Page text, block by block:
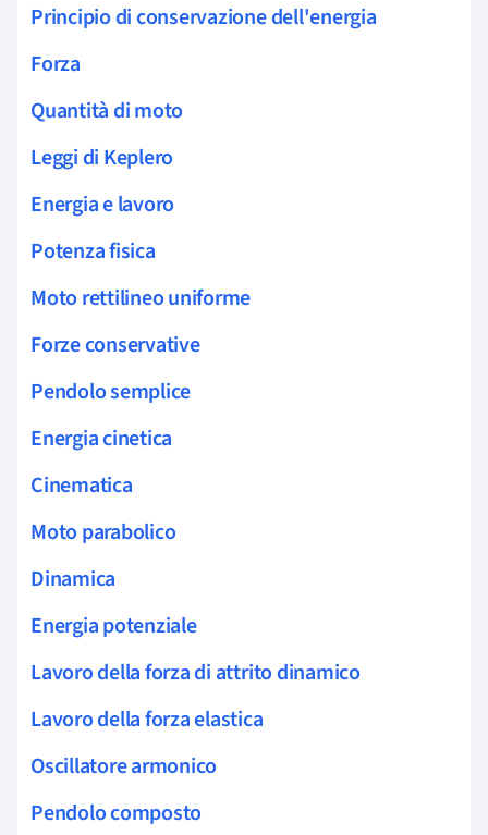
Principio di conservazione dell'energia
Forza
Quantità di moto
Leggi di Keplero
Energia e lavoro
Potenza fisica
Moto rettilineo uniforme
Forze conservative
Pendolo semplice
Energia cinetica
Cinematica
Moto parabolico
Dinamica
Energia potenziale
Lavoro della forza di attrito dinamico
Lavoro della forza elastica
Oscillatore armonico
Pendolo composto